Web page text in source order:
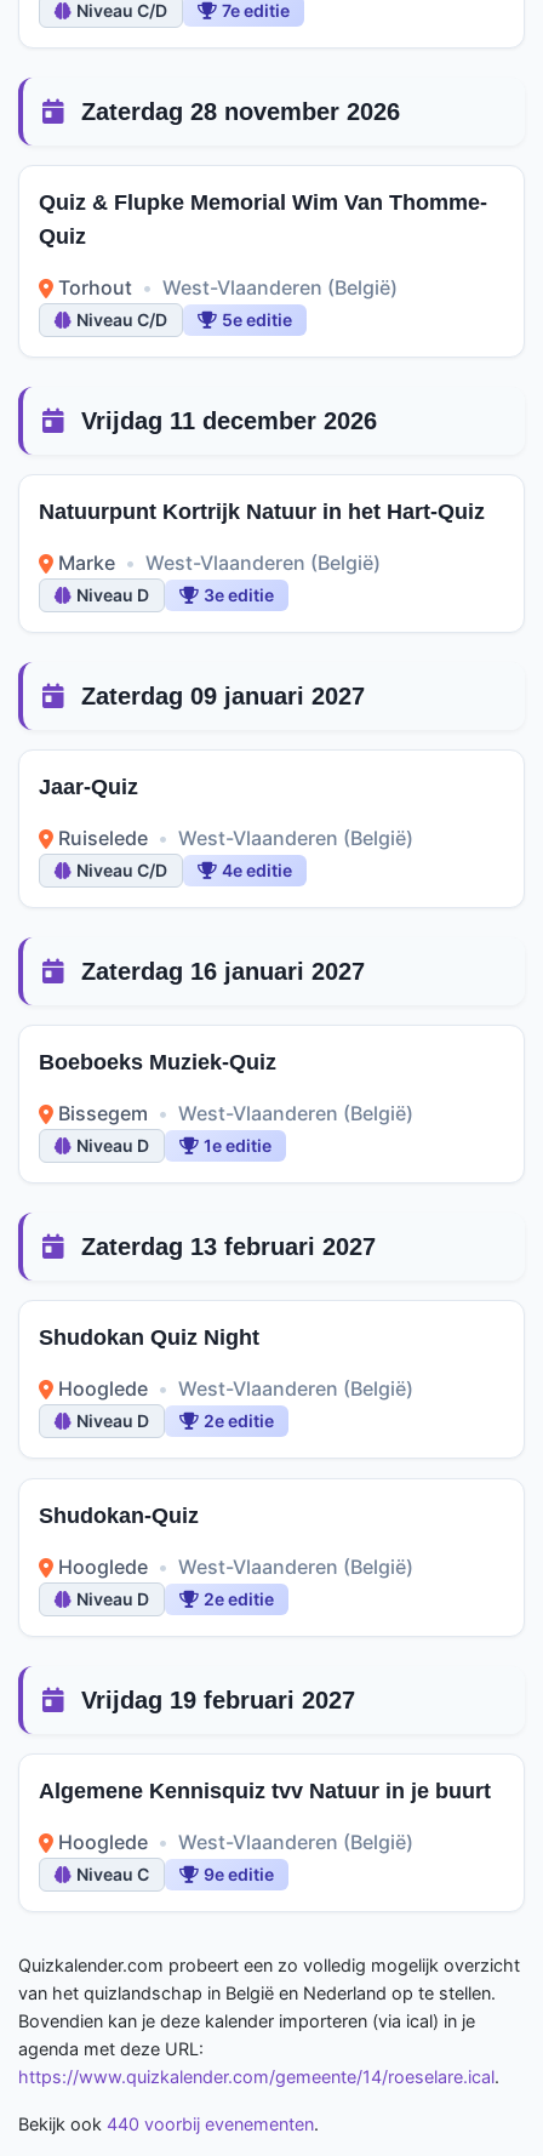
Niveau C/D 7e editie
Zaterdag 28 november 2026
Quiz & Flupke Memorial Wim Van Thomme-
Quiz
Torhout • West-Vlaanderen (België)
Niveau C/D 5e editie
Vrijdag 11 december 2026
Natuurpunt Kortrijk Natuur in het Hart-Quiz
Marke • West-Vlaanderen (België)
Niveau D 3e editie
Zaterdag 09 januari 2027
Jaar-Quiz
Ruiselede • West-Vlaanderen (België)
Niveau C/D 4e editie
Zaterdag 16 januari 2027
Boeboeks Muziek-Quiz
Bissegem • West-Vlaanderen (België)
Niveau D 1e editie
Zaterdag 13 februari 2027
Shudokan Quiz Night
Hooglede • West-Vlaanderen (België)
Niveau D 2e editie
Shudokan-Quiz
Hooglede • West-Vlaanderen (België)
Niveau D 2e editie
Vrijdag 19 februari 2027
Algemene Kennisquiz tvv Natuur in je buurt
Hooglede • West-Vlaanderen (België)
Niveau C 9e editie
Quizkalender.com probeert een zo volledig mogelijk overzicht
van het quizlandschap in België en Nederland op te stellen.
Bovendien kan je deze kalender importeren (via ical) in je
agenda met deze URL:
https://www.quizkalender.com/gemeente/14/roeselare.ical.
Bekijk ook 440 voorbij evenementen.